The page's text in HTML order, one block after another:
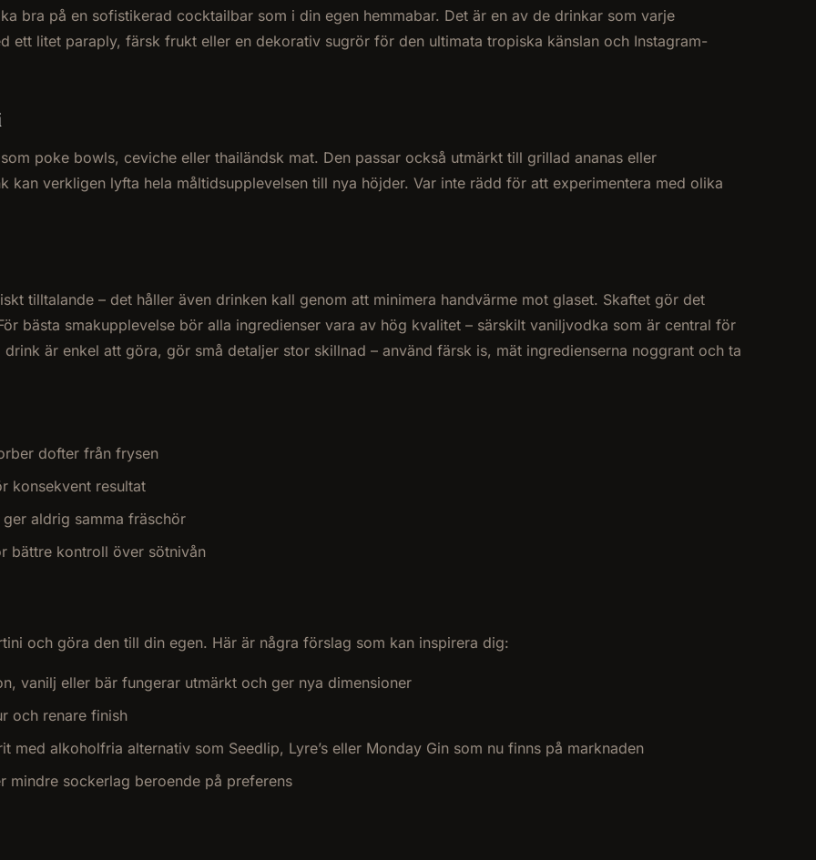
bra på en sofistikerad cocktailbar som i din egen hemmabar. Det är en av de drinkar som varje
ett litet paraply, färsk frukt eller en dekorativ sugrör för den ultimata tropiska känslan och Instagram-
poke bowls, ceviche eller thailändsk mat. Den passar också utmärkt till grillad ananas eller
kan verkligen lyfta hela måltidsupplevelsen till nya höjder. Var inte rädd för att experimentera med olika
tilltalande – det håller även drinken kall genom att minimera handvärme mot glaset. Skaftet gör det
bästa smakupplevelse bör alla ingredienser vara av hög kvalitet – särskilt vaniljvodka som är central för
är enkel att göra, gör små detaljer stor skillnad – använd färsk is, mät ingredienserna noggrant och ta
dofter från frysen
konsekvent resultat
aldrig samma fräschör
bättre kontroll över sötnivån
och göra den till din egen. Här är några förslag som kan inspirera dig:
vanilj eller bär fungerar utmärkt och ger nya dimensioner
och renare finish
med alkoholfria alternativ som Seedlip, Lyre’s eller Monday Gin som nu finns på marknaden
mindre sockerlag beroende på preferens